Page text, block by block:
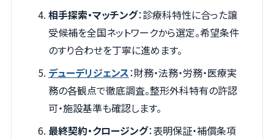
相手探索・マッチング：診療科特性に合った譲
受候補を全国ネットワークから選定。希望条件
のすり合わせを丁寧に進めます。
デューデリジェンス：財務・法務・労務・医療実
務の各観点で徹底調査。整形外科特有の許認
可・施設基準も確認します。
最終契約・クロージング：表明保証・補償条項